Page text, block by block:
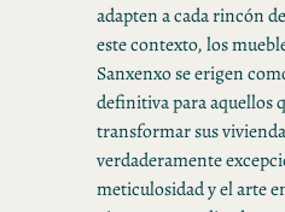
adapten a cada rincón
este contexto, los
Sanxenxo se erigen
definitiva para aquellos
transformar sus
verdaderamente
meticulosidad y el arte